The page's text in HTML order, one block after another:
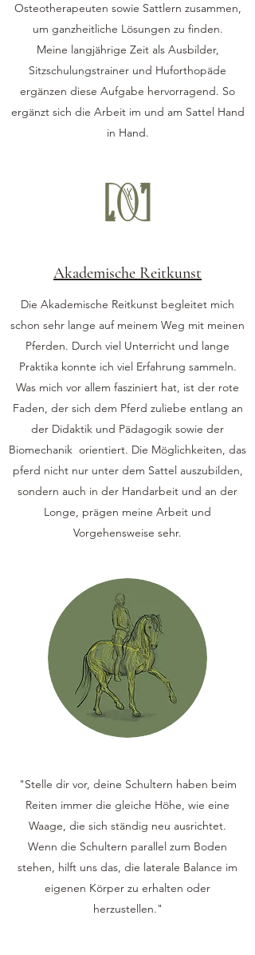
Osteotherapeuten sowie Sattlern zusammen,
um ganzheitliche Lösungen zu finden.
Meine langjährige Zeit als Ausbilder,
Sitzschulungstrainer und Huforthopäde
ergänzen diese Aufgabe hervorragend. So
ergänzt sich die Arbeit im und am Sattel Hand
in Hand.
Akademische Reitkunst
Die Akademische Reitkunst begleitet mich
schon sehr lange auf meinem Weg mit meinen
Pferden. Durch viel Unterricht und lange
Praktika konnte ich viel Erfahrung sammeln.
Was mich vor allem fasziniert hat, ist der rote
Faden, der sich dem Pferd zuliebe entlang an
der Didaktik und Pädagogik sowie der
Biomechanik orientiert. Die Möglichkeiten, das
pferd nicht nur unter dem Sattel auszubilden,
sondern auch in der Handarbeit und an der
Longe, prägen meine Arbeit und
Vorgehensweise sehr.
"Stelle dir vor, deine Schultern haben beim
Reiten immer die gleiche Höhe, wie eine
Waage, die sich ständig neu ausrichtet.
Wenn die Schultern parallel zum Boden
stehen, hilft uns das, die laterale Balance im
eigenen Körper zu erhalten oder
herzustellen."